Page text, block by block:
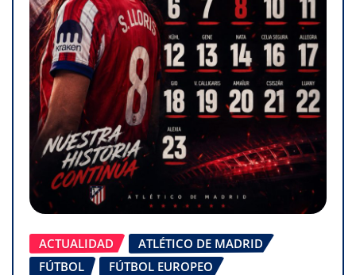
ACTUALIDAD
ATLÉTICO DE MADRID
FÚTBOL
FÚTBOL EUROPEO